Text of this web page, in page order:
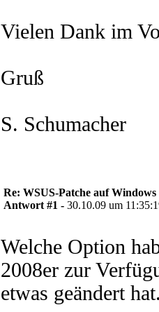
Vielen Dank im
Gruß
S. Schumacher
Re: WSUS-Patche auf
Antwort #1 - 30.10.09 um
Welche Option
2008er zur
etwas geändert